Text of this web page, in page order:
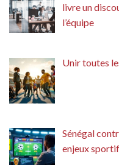
livre un
l’équipe
Unir toutes
Sénégal
enjeux